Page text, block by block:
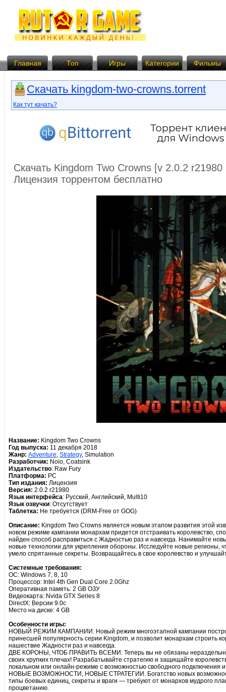
Главная Топ Игры Категории Фильмы
Скачать kingdom-two-crowns.torrent
Как тут качать?
Скачать Kingdom Two Crowns [v 2.0.2
Лицензия торрентом бесплатно
Название: Kingdom Two Crowns
Год выпуска: 11 декабря 2018
Жанр: Adventure, Strategy, Simulation
Разработчик: Noio, Coatsink
Издательство: Raw Fury
Платформа: PC
Тип издания: Лицензия
Версия: 2.0.2 r21980
Язык интерфейса: Русский, Английский, Multi10
Язык озвучки: Отсутствует
Таблетка: Не требуется (DRM-Free от GOG)
Описание: Kingdom Two Crowns является новым этапом развития этой
новом режиме кампании монархам придется отстраивать королевство,
найден способ расправиться с Жадностью раз и навсегда. Нанимайте
новые технологии для укрепления обороны. Исследуйте новые регионы,
умело спрятанные секреты. Возвращайтесь в свое королевство и
Системные требования:
ОС: Windows 7, 8, 10
Процессор: Intel 4th Gen Dual Core 2.0Ghz
Оперативная память: 2 GB ОЗУ
Видеокарта: Nvida GTX Series 8
DirectX: Версии 9.0c
Место на диске: 4 GB
Особенности игры:
НОВЫЙ РЕЖИМ КАМПАНИИ. Новый режим многоэтапной кампании
принесшей популярность серии Kingdom, и позволит монархам строить
нашествие Жадности раз и навсегда.
ДВЕ КОРОНЫ, ЧТОБ ПРАВИТЬ ВСЕМИ. Теперь вы не обязаны нераздельно
своих хрупких плечах! Разрабатывайте стратегию и защищайте
локальном или онлайн-режиме с возможностью свободного подключения и
НОВЫЕ ВОЗМОЖНОСТИ, НОВЫЕ СТРАТЕГИИ. Богатство новых
типы боевых единиц, секреты и враги — требуют от монархов мудрого
процветанию.